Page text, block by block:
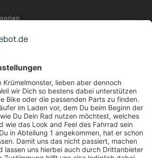
/ RATENKAUF